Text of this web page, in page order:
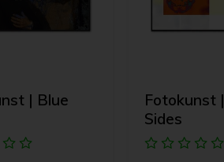
| Blue
Fotokunst
Sides